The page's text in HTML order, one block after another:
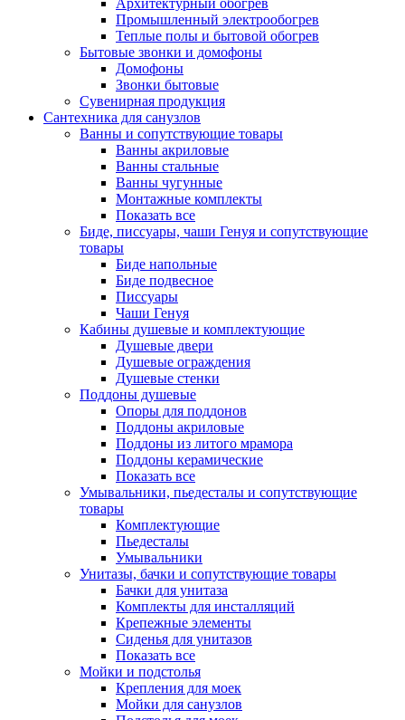
Архитектурный обогрев
Промышленный электрообогрев
Теплые полы и бытовой обогрев
Бытовые звонки и домофоны
Домофоны
Звонки бытовые
Сувенирная продукция
Сантехника для санузлов
Ванны и сопутствующие товары
Ванны акриловые
Ванны стальные
Ванны чугунные
Монтажные комплекты
Показать все
Биде, писсуары, чаши Генуя и сопутствующие
товары
Биде напольные
Биде подвесное
Писсуары
Чаши Генуя
Кабины душевые и комплектующие
Душевые двери
Душевые ограждения
Душевые стенки
Поддоны душевые
Опоры для поддонов
Поддоны акриловые
Поддоны из литого мрамора
Поддоны керамические
Показать все
Умывальники, пьедесталы и сопутствующие
товары
Комплектующие
Пьедесталы
Умывальники
Унитазы, бачки и сопутствующие товары
Бачки для унитаза
Комплекты для инсталляций
Крепежные элементы
Сиденья для унитазов
Показать все
Мойки и подстолья
Крепления для моек
Мойки для санузлов